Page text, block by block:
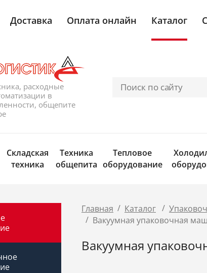
Доставка Оплата онлайн Каталог
расходные
в
общепите
Складская
техника
Техника
общепита
Тепловое
оборудование
Главная / Каталог /
/ Вакуумная упаковочная
Вакуумная